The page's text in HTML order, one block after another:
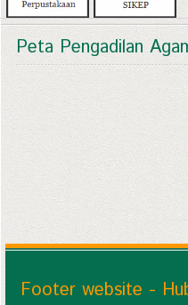
Peta Pengadilan
Footer website -